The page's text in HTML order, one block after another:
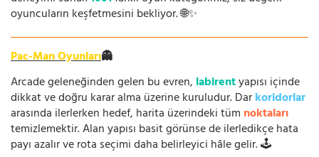
oyuncuların keşfetmesini bekliyor. 🌐✨
Pac-Man Oyunları👻
Arcade geleneğinden gelen bu evren, labirentyapısı içinde
dikkat ve doğru karar alma üzerine kuruludur. Darkoridorlar
arasında ilerlerken hedef, harita üzerindeki tüm noktaları
temizlemektir. Alan yapısı basit görünse de ilerledikçe hata
payı azalır ve rota seçimi daha belirleyici hâle gelir. 🕹️